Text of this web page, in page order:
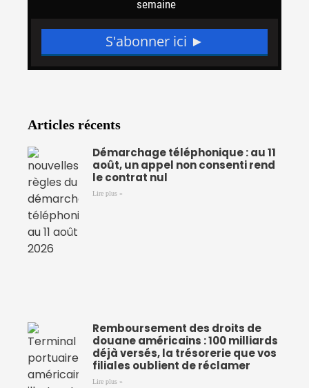
Articles récents
Démarchage téléphonique : au 11
août, un appel non consenti rend
le contrat nul
Lire plus »
Remboursement des droits de
douane américains : 100 milliards
déjà versés, la trésorerie que vos
filiales oublient de réclamer
Lire plus »